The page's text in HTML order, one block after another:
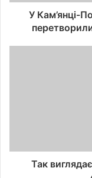
У Кам’янці-
Так